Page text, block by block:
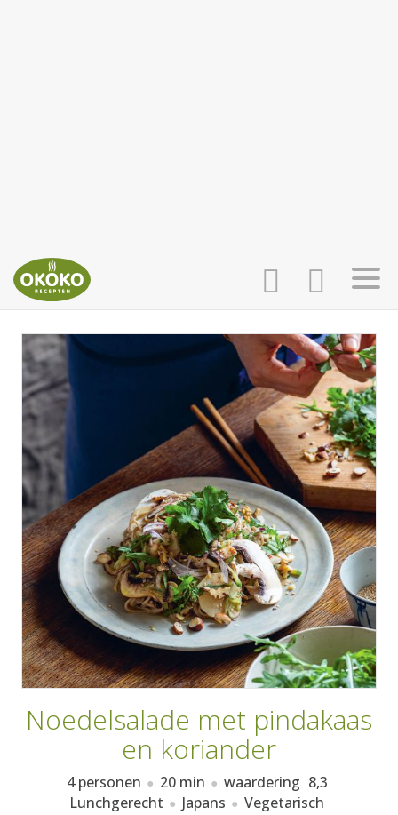
INLOGGEN
AANMELDEN
HOME
RECEPTEN
WEEKMENU'S
KOOKBOEKEN
Noedelsalade met pindakaas
en koriander
4 personen 20 min waardering 8,3
Lunchgerecht
Japans Vegetarisch